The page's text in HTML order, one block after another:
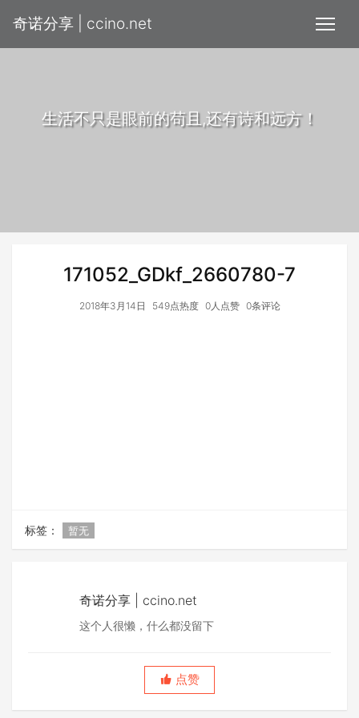
奇诺分享 | ccino.net
生活不只是眼前的苟且,还有诗和远方！
171052_GDkf_2660780-7
2018年3月14日 549点热度 0人点赞 0条评论
标签： 暂无
奇诺分享 | ccino.net
这个人很懒，什么都没留下
点赞